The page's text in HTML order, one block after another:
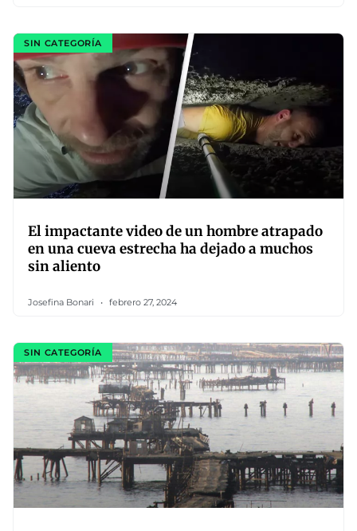
SIN CATEGORÍA
El impactante video de un hombre atrapado
en una cueva estrecha ha dejado a muchos
sin aliento
Josefina Bonari febrero 27, 2024
SIN CATEGORÍA